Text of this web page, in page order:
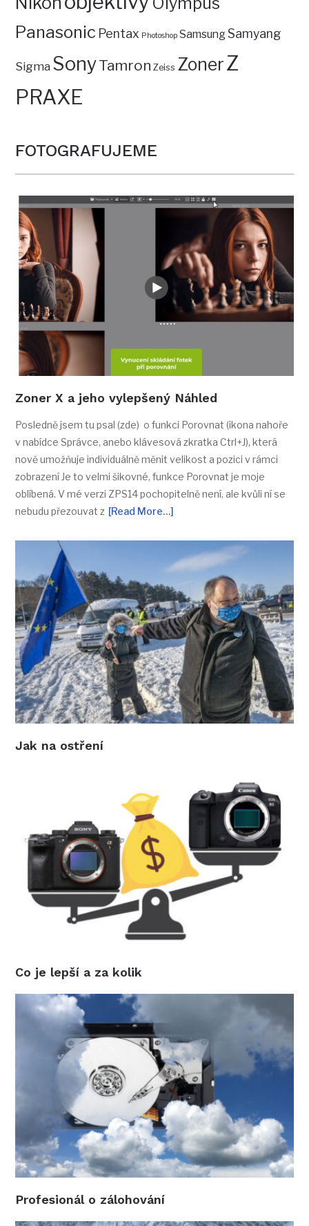
Panasonic Pentax Photoshop SamsungSamyang
Sigma SonyTamron Zeiss ZonerZ
PRAXE
FOTOGRAFUJEME
Zoner X a jeho vylepšený Náhled
Posledně jsem tu psal (zde) o funkci Porovnat (ikona nahoře
v nabídce Správce, anebo klávesová zkratka Ctrl+J), která
nově umožňuje individuálně měnit velikost a pozici v rámci
zobrazení Je to velmi šikovné, funkce Porovnat je moje
oblíbená. V mé verzi ZPS14 pochopitelně není, ale kvůli ní se
nebudu přezouvat z [Read More…]
Jak na ostření
Co je lepší a za kolik
Profesionál o zálohování